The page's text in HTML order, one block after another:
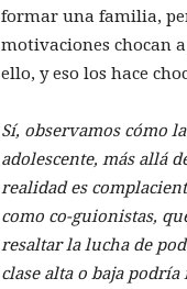
formar una familia,
motivaciones chocan
ello, y eso los hace
Sí, observamos cómo
adolescente, más allá
realidad es
como co-guionistas,
resaltar la lucha de
clase alta o baja